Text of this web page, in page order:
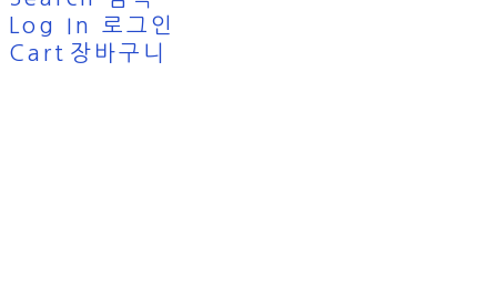
Log In
로그인
Cart 장바구니